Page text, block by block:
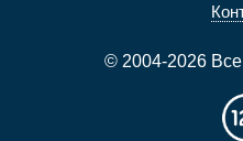
© 2004-2026